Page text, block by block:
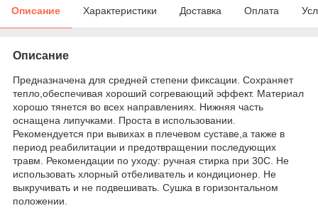
Описание Характеристики Доставка Оплата
Описание
Предназначена для средней степени фиксации. Сохраняет
тепло,обеспечивая хороший согревающий эффект. Материал
хорошо тянется во всех направлениях. Нижняя часть
оснащена липучками. Проста в использовании.
Рекомендуется при вывихах в плечевом суставе,а также в
период реабилитации и предотвращении последующих
травм. Рекомендации по уходу: ручная стирка при 30С. Не
использовать хлорный отбеливатель и кондиционер. Не
выкручивать и не подвешивать. Сушка в горизонтальном
положении.